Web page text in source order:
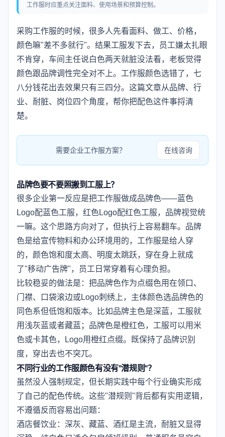
工作服时应重点关注面料、使用场景和预算控制。
采购工作服的时候，很多人先看面料、做工、价格，
颜色嘛"差不多就行"。结果工服发下去，员工嫌太扎眼
不肯穿，车间主任说白色两天就脏没法看，老板觉得
颜色跟品牌调性完全对不上。工作服颜色选错了，七
八分钱花出去效果只有三四分。这篇文章从品牌、行
业、耐脏、岗位四个角度，帮你把配色这件事捋清
楚。
需要企业工作服方案？ 在线咨询
品牌色要不要照搬到工服上？
很多企业第一反应是把工作服做成品牌色——蓝色
Logo配蓝色工服，红色Logo配红色工服，品牌视觉统
一嘛。这个思路方向对了，但执行上容易翻车。品牌
色是给宣传物料和办公环境用的，工作服是给人穿
的，颜色饱和度太高、明度太跳跃，穿在身上就成
了"移动广告牌"，员工日常穿着有心理负担。
比较稳妥的做法是：把品牌色作为点缀色用在领口、
门襟、口袋滚边或Logo刺绣上，主体颜色选品牌色的
同色系但低饱和版本。比如品牌主色是深蓝，工服就
用浅灰蓝或者藏蓝；品牌色是橙红色，工服可以用米
色或卡其色，Logo用橙红点缀。既保持了品牌识别
度，穿出去也不突兀。
不同行业的工作服颜色有没有"潜规则"？
虽然没人强制规定，但长期实践中每个行业确实形成
了自己的配色传统。这些"潜规则"背后都有实用逻辑，
不遵循反而容易出问题：
酒店餐饮业：深灰、藏蓝、酒红是主流，耐脏又显得